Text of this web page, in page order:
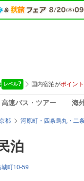
高速バス・ツアー 海
都 河原町・四条烏丸・二
泊
町10-59